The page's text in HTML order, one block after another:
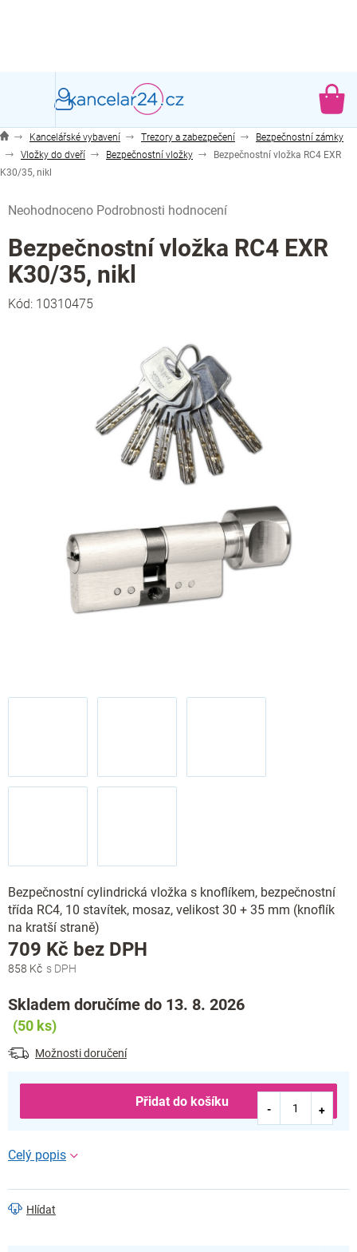
Kancelářské vybavení Trezory a zabezpečení
Bezpečnostní zámky
Vložky do dveří
Bezpečnostní vložky
Bezpečnostní vložka RC4 EXR
K30/35, nikl
hodnocení
produktu
je
0,0
z
5
Neohodnoceno Podrobnosti hodnocení
Bezpečnostní vložka RC4 EXR
K30/35, nikl
Kód: 10310475
Bezpečnostní cylindrická vložka s knoflíkem, bezpečnostní
třída RC4, 10 stavítek, mosaz, velikost 30 + 35 mm (knoflík
na kratší straně)
858 Kč
709 Kč bez DPH
Skladem doručíme do 13. 8. 2026
(50 ks)
Možnosti doručení
Přidat do košíku
Hlídat